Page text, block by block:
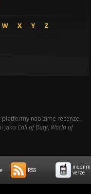
W X Y Z
platformy nabízíme recenze,
jako Call of Duty, World of
RSS
mobilní
verze